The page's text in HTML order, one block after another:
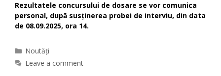
Rezultatele concursului de dosare se vor comunica
personal, după susținerea probei de interviu, din data
de 08.09.2025, ora 14.
Categories
Noutăți
Leave a comment